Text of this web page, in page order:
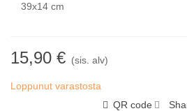
39x14 cm
15,90 € (sis. alv)
Loppunut varastosta
QR code